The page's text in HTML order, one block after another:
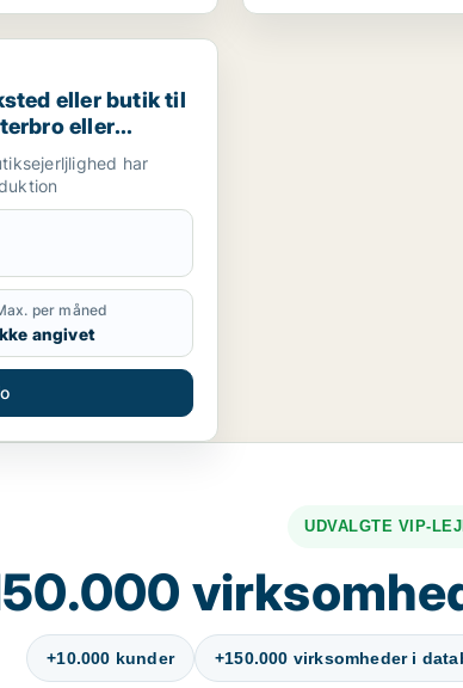
eller butik til salg i København K, Vesterbro
eller butik til
eller
har
per måned
angivet
UDVALGTE VIP-
+10.000 kunder +150.000 virksomheder i